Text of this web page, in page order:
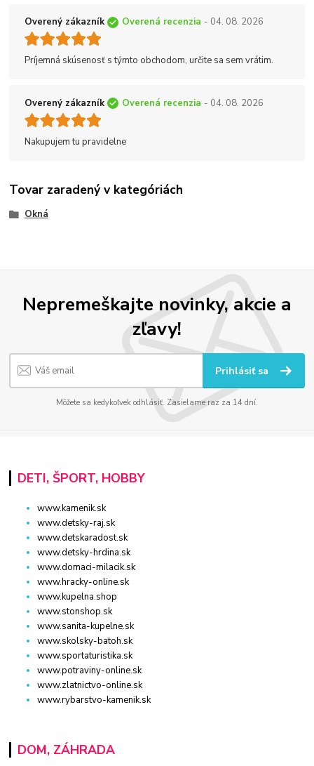
Overený zákazník Overená recenzia - 04. 08. 2026
Príjemná skúsenosť s týmto obchodom, určite sa sem vrátim.
Overený zákazník Overená recenzia - 04. 08. 2026
Nakupujem tu pravidelne
Tovar zaradený v kategóriách
Okná
Nepremeškajte novinky, akcie a
zľavy!
Prihlásiť sa
Môžete sa kedykoľvek odhlásiť. Zasielame raz za 14 dní.
DETI, ŠPORT, HOBBY
www.kamenik.sk
www.detsky-raj.sk
www.detskaradost.sk
www.detsky-hrdina.sk
www.domaci-milacik.sk
www.hracky-online.sk
www.kupelna.shop
www.stonshop.sk
www.sanita-kupelne.sk
www.skolsky-batoh.sk
www.sportaturistika.sk
www.potraviny-online.sk
www.zlatnictvo-online.sk
www.rybarstvo-kamenik.sk
DOM, ZÁHRADA